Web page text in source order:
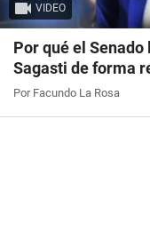
VIDEO
Por qué el
Sagasti de forma
Por Facundo La Rosa